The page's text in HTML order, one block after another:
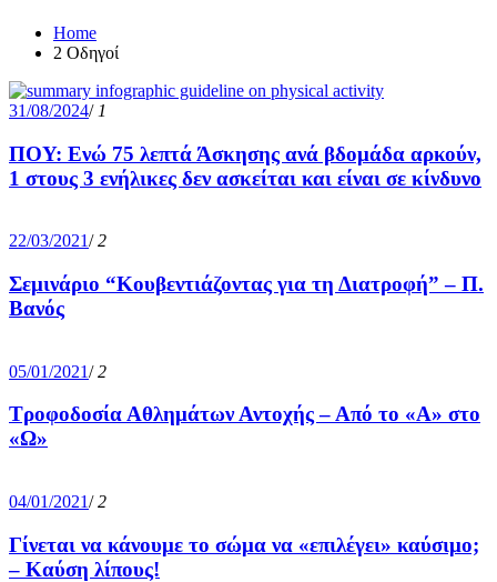
Home
2 Οδηγοί
31/08/2024/ 1
ΠΟΥ: Ενώ 75 λεπτά Άσκησης ανά βδομάδα αρκούν,
1 στους 3 ενήλικες δεν ασκείται και είναι σε κίνδυνο
22/03/2021/ 2
Σεμινάριο “Κουβεντιάζοντας για τη Διατροφή” – Π.
Βανός
05/01/2021/ 2
Τροφοδοσία Αθλημάτων Αντοχής – Από το «Α» στο
«Ω»
04/01/2021/ 2
Γίνεται να κάνουμε το σώμα να «επιλέγει» καύσιμο;
– Καύση λίπους!